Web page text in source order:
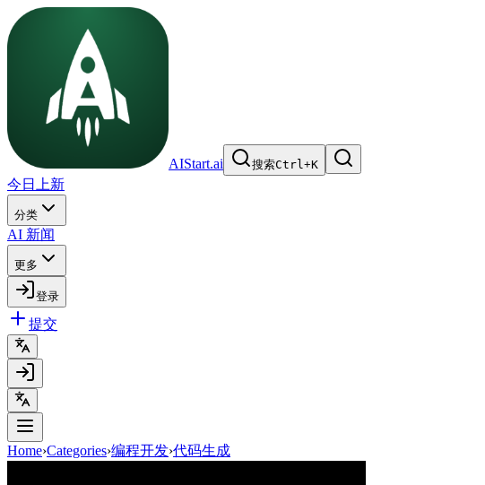
AIStart.ai 搜索Ctrl+K
今日上新
分类
AI 新闻
更多
登录
提交
Home›Categories›编程开发›代码生成